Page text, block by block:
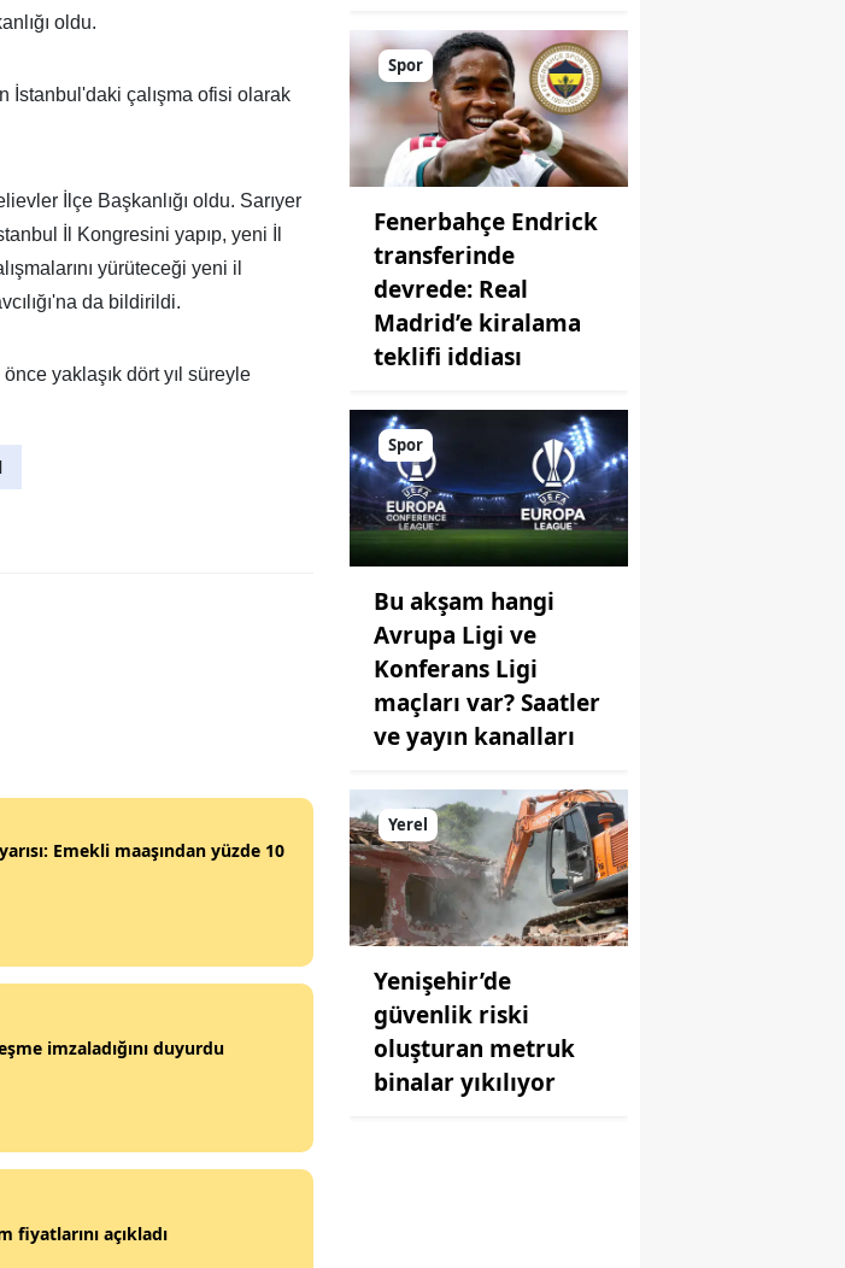
oldu.
İstanbul'daki çalışma ofisi olarak
İlçe Başkanlığı oldu. Sarıyer
İl Kongresini yapıp, yeni İl
yürüteceği yeni il
da bildirildi.
yaklaşık dört yıl süreyle
Emekli maaşından yüzde 10
imzaladığını duyurdu
fiyatlarını açıkladı
Spor
Fenerbahçe Endrick
transferinde
devrede: Real
Madrid’e kiralama
teklifi iddiası
Spor
Bu akşam hangi
Avrupa Ligi ve
Konferans Ligi
maçları var? Saatler
ve yayın kanalları
Yerel
Yenişehir’de
güvenlik riski
oluşturan metruk
binalar yıkılıyor